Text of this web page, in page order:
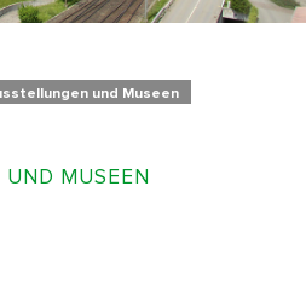
und Museen
UND MUSEEN